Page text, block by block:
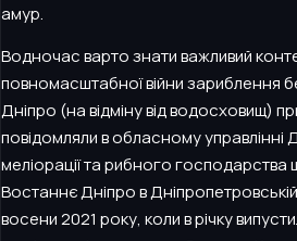
амур.
Водночас варто знати важливий
повномасштабної війни зариблення
Дніпро (на відміну від водосховищ)
повідомляли в обласному
меліорації та рибного господарства
Востаннє Дніпро в
восени 2021 року, коли в річку